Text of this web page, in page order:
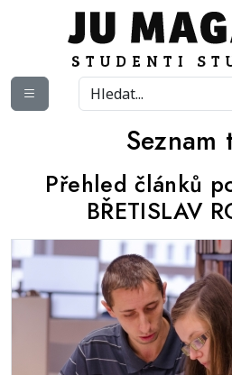
Seznam
Přehled článků
BŘETISLAV